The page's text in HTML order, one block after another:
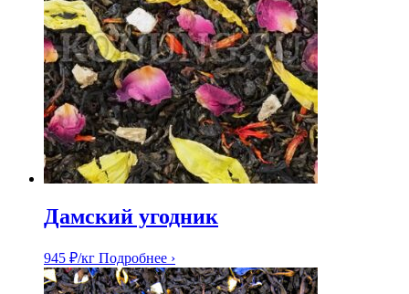
Дамский угодник
945 ₽/кг Подробнее ›